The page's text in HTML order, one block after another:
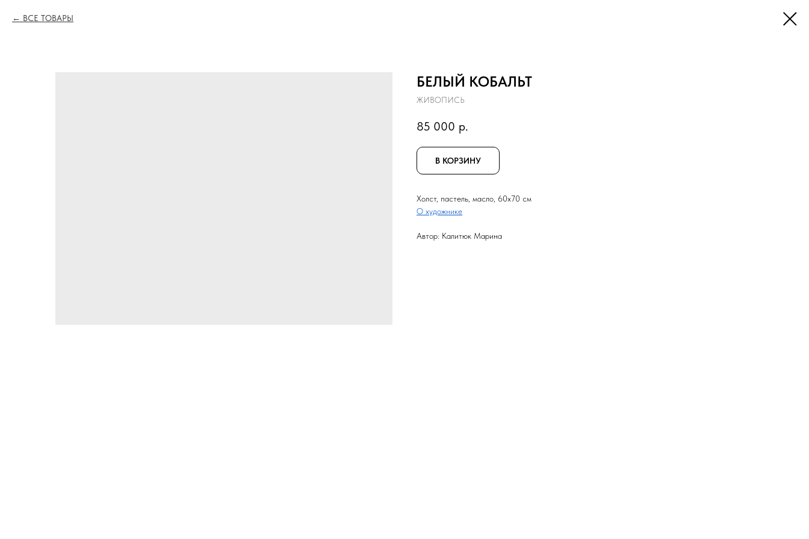
ВСЕ ТОВАРЫ
БЕЛЫЙ КОБАЛЬТ
ЖИВОПИСЬ
85 000 р.
В КОРЗИНУ
Холст, пастель, масло, 60x70 см
О художнике
Автор: Калитюк Марина